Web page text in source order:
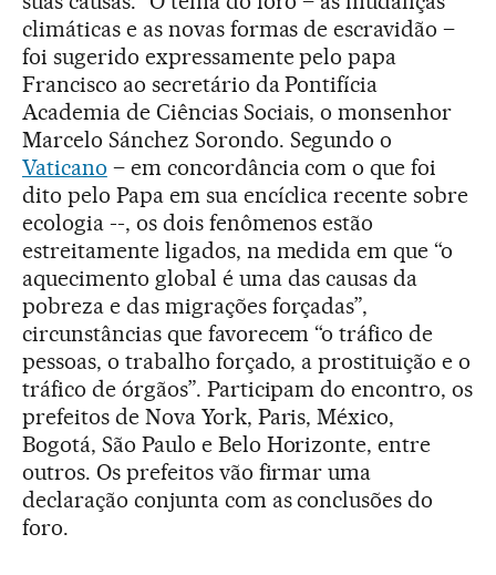
climáticas e as novas formas de escravidão –
foi sugerido expressamente pelo papa
Francisco ao secretário da Pontifícia
Academia de Ciências Sociais, o monsenhor
Marcelo Sánchez Sorondo. Segundo o
Vaticano – em concordância com o que foi
dito pelo Papa em sua encíclica recente sobre
ecologia --, os dois fenômenos estão
estreitamente ligados, na medida em que “o
aquecimento global é uma das causas da
pobreza e das migrações forçadas”,
circunstâncias que favorecem “o tráfico de
pessoas, o trabalho forçado, a prostituição e o
tráfico de órgãos”. Participam do encontro, os
prefeitos de Nova York, Paris, México,
Bogotá, São Paulo e Belo Horizonte, entre
outros. Os prefeitos vão firmar uma
declaração conjunta com as conclusões do
foro.